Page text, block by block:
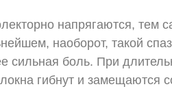
напрягаются, тем
наоборот, такой
сильная боль. При
гибнут и замещаются